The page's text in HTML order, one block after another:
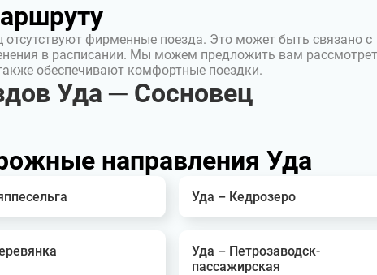
фирменные поезда. Это может быть связано с
в расписании. Мы можем предложить вам
обеспечивают комфортные поездки.
Уда ─ Сосновец
направления Уда
Уда – Кедрозеро
Уда – Петрозаводск-
пассажирская